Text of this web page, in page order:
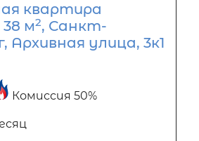
квартира
м2, Санкт-
Архивная улица, 3к1
Комиссия 50%